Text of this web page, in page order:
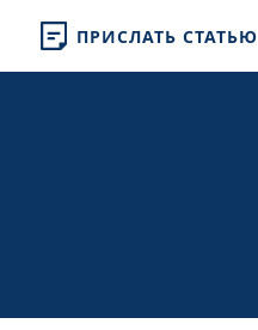
ПРИСЛАТЬ СТАТЬЮ